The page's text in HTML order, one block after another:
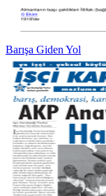
Barışa Giden Yol